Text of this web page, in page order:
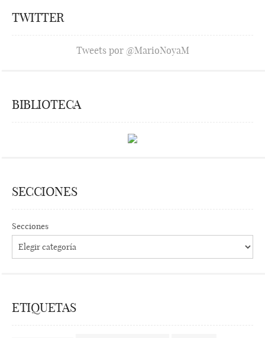
TWITTER
Tweets por @MarioNoyaM
BIBLIOTECA
SECCIONES
Secciones
ETIQUETAS